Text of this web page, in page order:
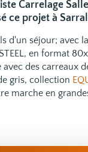
Carrelage
ce projet à
d'un séjour; avec
en format
des carreaux
gris, collection
marche en